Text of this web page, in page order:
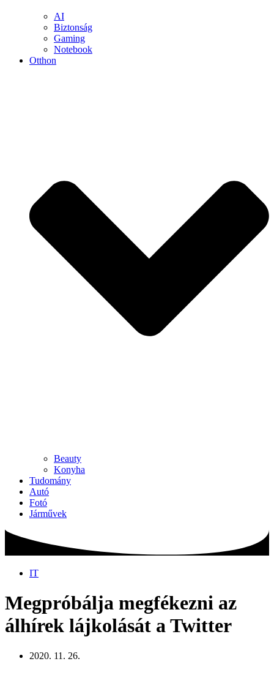
AI
Biztonság
Gaming
Notebook
Otthon
Beauty
Konyha
Tudomány
Autó
Fotó
Járművek
IT
Megpróbálja megfékezni az
álhírek lájkolását a Twitter
2020. 11. 26.